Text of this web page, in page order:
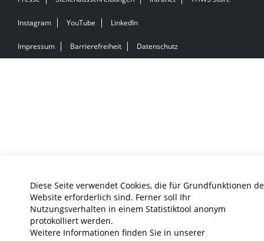
Diese Seite verwendet Cookies, die für Grundfunktionen
Website erforderlich sind. Ferner soll Ihr
Nutzungsverhalten in einem Statistiktool anonym
protokolliert werden.
Weitere Informationen finden Sie in unserer
Instagram YouTube LinkedIn
Impressum Barrierefreiheit Datenschutz